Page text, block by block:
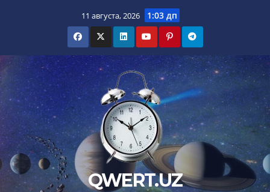
11 августа, 2026 1:03 дп
QWERT.UZ